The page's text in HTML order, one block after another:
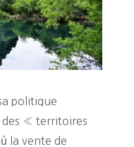
politique
« territoires
la vente de